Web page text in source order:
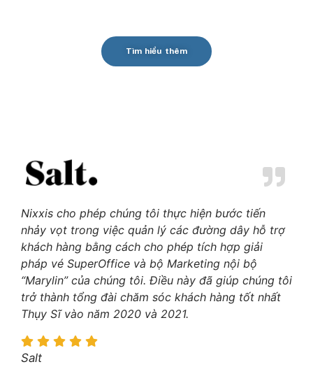
Tìm hiểu thêm
Nixxis cho phép chúng tôi thực hiện bước tiến
nhảy vọt trong việc quản lý các đường dây hỗ trợ
khách hàng bằng cách cho phép tích hợp giải
pháp vé SuperOffice và bộ Marketing nội bộ
“Marylin” của chúng tôi. Điều này đã giúp chúng tôi
trở thành tổng đài chăm sóc khách hàng tốt nhất
Thụy Sĩ vào năm 2020 và 2021.
Salt